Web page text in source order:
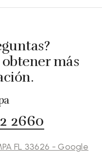
más
2660
FL 33626 - Google